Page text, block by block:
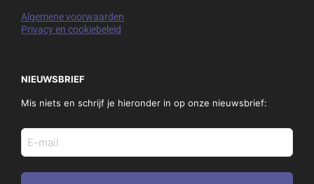
Algemene voorwaarden
Privacy en cookiebeleid
NIEUWSBRIEF
Mis niets en schrijf je hieronder in op onze nieuwsbrief:
E-
mail
adres